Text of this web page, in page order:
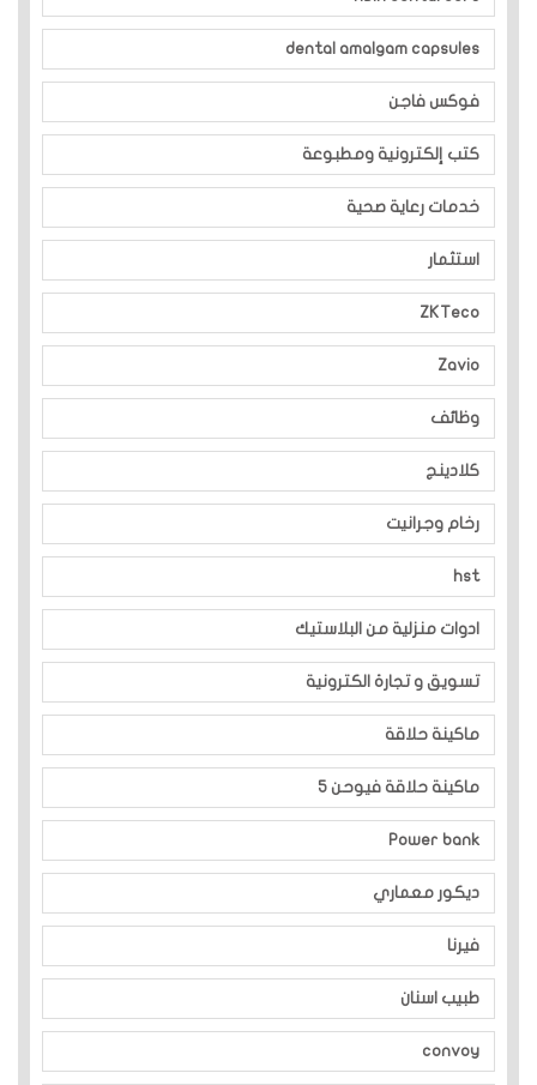
dental amalgam capsules
فوكس فاجن
كتب إلكترونية ومطبوعة
خدمات رعاية صحية
استثمار
ZKTeco
Zavio
وظائف
كلادينج
رخام وجرانيت
hst
ادوات منزلية من البلاستيك
تسويق و تجارة الكترونية
ماكينة حلاقة
ماكينة حلاقة فيوحن 5
Power bank
ديكور معماري
فيرنا
طبيب اسنان
convoy